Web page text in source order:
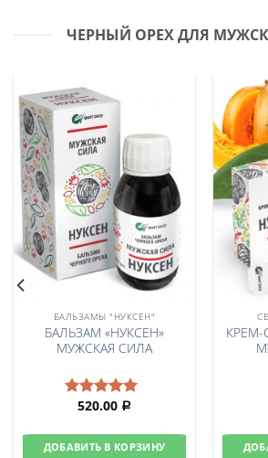
ЧЕРНЫЙ ОРЕХ ДЛЯ
БАЛЬЗАМЫ "НУКСЕН"
БАЛЬЗАМ «НУКСЕН»
МУЖСКАЯ СИЛА
Оценка
520.00 Р
ДОБАВИТЬ В КОРЗИНУ
КРЕМ-